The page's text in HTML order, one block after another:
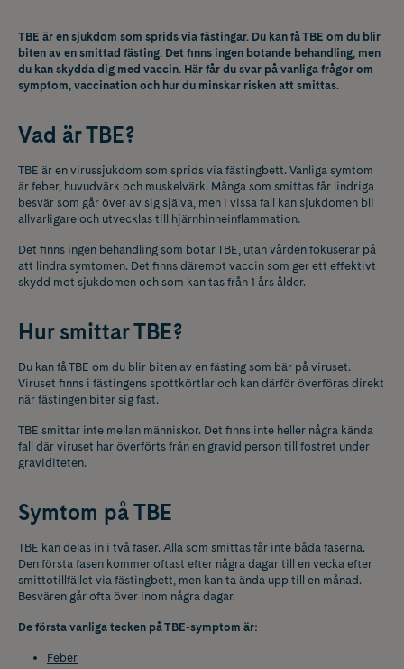
TBE är en sjukdom som sprids via fästingar. Du kan få TBE om du blir
biten av en smittad fästing. Det finns ingen botande behandling, men
du kan skydda dig med vaccin. Här får du svar på vanliga frågor om
symptom, vaccination och hur du minskar risken att smittas.
Vad är TBE?
TBE är en virussjukdom som sprids via fästingbett. Vanliga symtom
är feber, huvudvärk och muskelvärk. Många som smittas får lindriga
besvär som går över av sig själva, men i vissa fall kan sjukdomen bli
allvarligare och utvecklas till hjärnhinneinflammation.
Det finns ingen behandling som botar TBE, utan vården fokuserar på
att lindra symtomen. Det finns däremot vaccin som ger ett effektivt
skydd mot sjukdomen och som kan tas från 1 års ålder.
Hur smittar TBE?
Du kan få TBE om du blir biten av en fästing som bär på viruset.
Viruset finns i fästingens spottkörtlar och kan därför överföras direkt
när fästingen biter sig fast.
TBE smittar inte mellan människor. Det finns inte heller några kända
fall där viruset har överförts från en gravid person till fostret under
graviditeten.
Symtom på TBE
TBE kan delas in i två faser. Alla som smittas får inte båda faserna.
Den första fasen kommer oftast efter några dagar till en vecka efter
smittotillfället via fästingbett, men kan ta ända upp till en månad.
Besvären går ofta över inom några dagar.
De första vanliga tecken på TBE-symptom är:
Feber